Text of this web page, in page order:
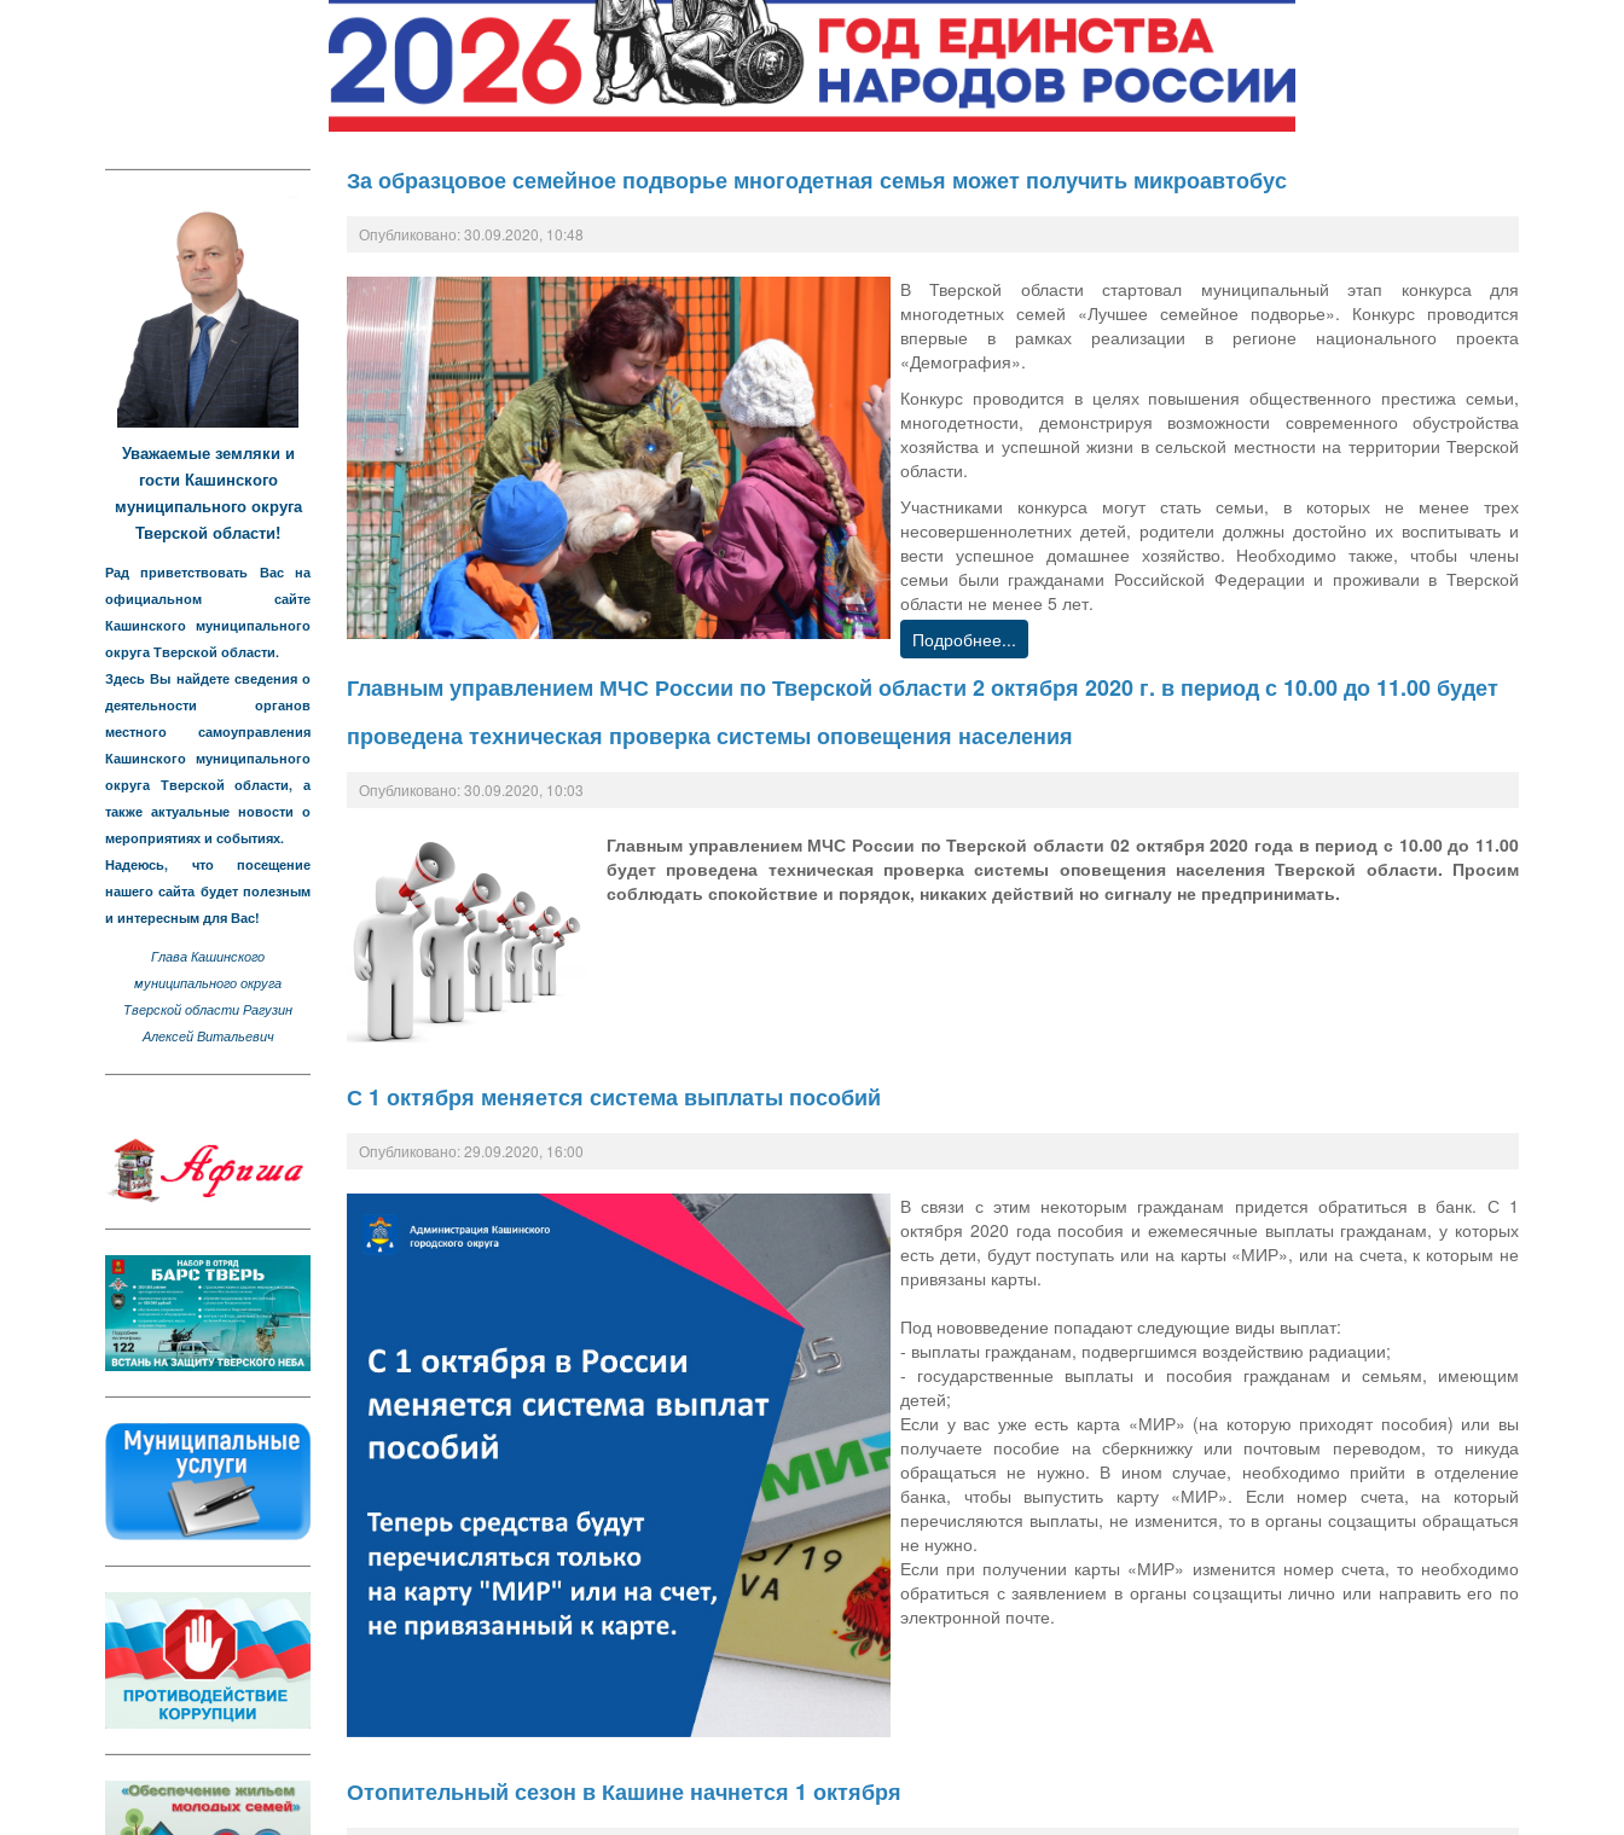
Уважаемые земляки и
гости Кашинского
муниципального округа
Тверской области!
Рад приветствовать Вас на
официальном сайте
Кашинского муниципального
округа Тверской области.
Здесь Вы найдете сведения о
деятельности органов
местного самоуправления
Кашинского муниципального
округа Тверской области, а
также актуальные новости о
мероприятиях и событиях.
Надеюсь, что посещение
нашего сайта будет полезным
и интересным для Вас!
Глава Кашинского
муниципального округа
Тверской области Рагузин
Алексей Витальевич
За образцовое семейное подворье многодетная семья может получить микроавтобус
Опубликовано: 30.09.2020, 10:48
В Тверской области стартовал муниципальный этап конкурса для
многодетных семей «Лучшее семейное подворье». Конкурс проводится
впервые в рамках реализации в регионе национального проекта
«Демография».
Конкурс проводится в целях повышения общественного престижа семьи,
многодетности, демонстрируя возможности современного обустройства
хозяйства и успешной жизни в сельской местности на территории Тверской
области.
Участниками конкурса могут стать семьи, в которых не менее трех
несовершеннолетних детей, родители должны достойно их воспитывать и
вести успешное домашнее хозяйство. Необходимо также, чтобы члены
семьи были гражданами Российской Федерации и проживали в Тверской
области не менее 5 лет.
Подробнее...
Главным управлением МЧС России по Тверской области 2 октября 2020 г. в период с 10.00 до 11.00 будет
проведена техническая проверка системы оповещения населения
Опубликовано: 30.09.2020, 10:03
Главным управлением МЧС России по Тверской области 02 октября 2020 года в период с 10.00 до 11.00
будет проведена техническая проверка системы оповещения населения Тверской области. Просим
соблюдать спокойствие и порядок, никаких действий но сигналу не предпринимать.
С 1 октября меняется система выплаты пособий
Опубликовано: 29.09.2020, 16:00
В связи с этим некоторым гражданам придется обратиться в банк. С 1
октября 2020 года пособия и ежемесячные выплаты гражданам, у которых
есть дети, будут поступать или на карты «МИР», или на счета, к которым не
привязаны карты.
Под нововведение попадают следующие виды выплат:
- выплаты гражданам, подвергшимся воздействию радиации;
- государственные выплаты и пособия гражданам и семьям, имеющим
детей;
Если у вас уже есть карта «МИР» (на которую приходят пособия) или вы
получаете пособие на сберкнижку или почтовым переводом, то никуда
обращаться не нужно. В ином случае, необходимо прийти в отделение
банка, чтобы выпустить карту «МИР». Если номер счета, на который
перечисляются выплаты, не изменится, то в органы соцзащиты обращаться
не нужно.
Если при получении карты «МИР» изменится номер счета, то необходимо
обратиться с заявлением в органы соцзащиты лично или направить его по
электронной почте.
Отопительный сезон в Кашине начнется 1 октября